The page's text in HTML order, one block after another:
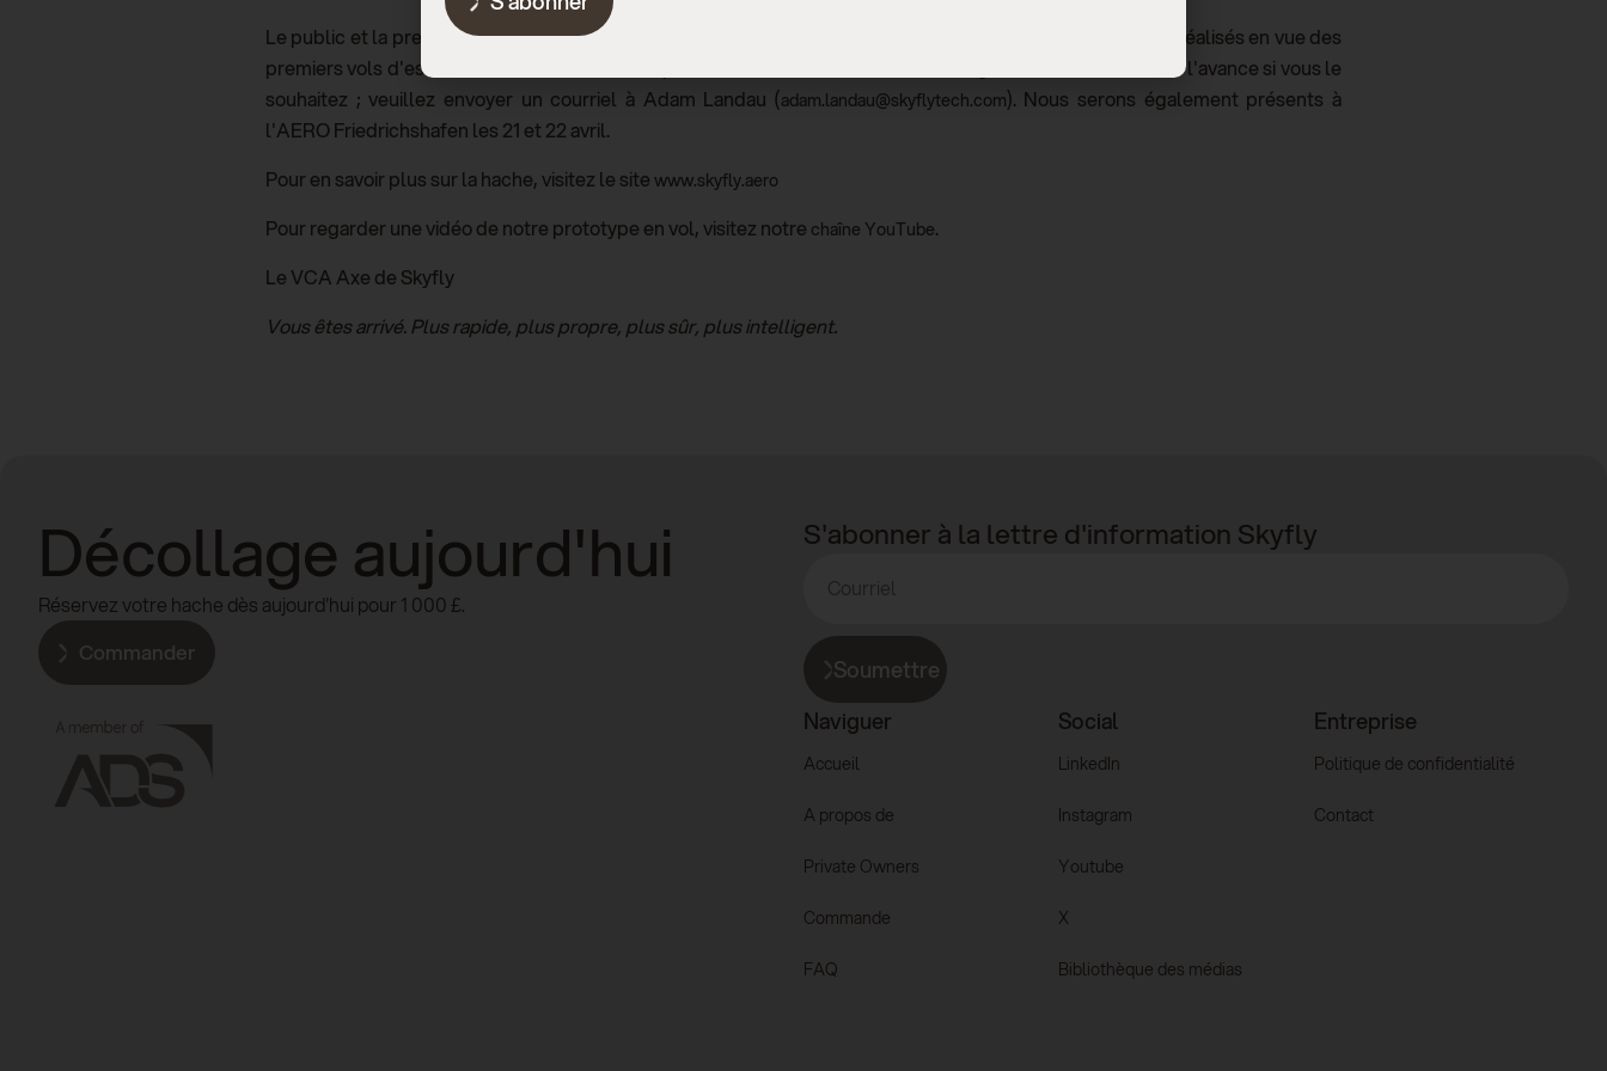
Le public et la presse sont invités à assister au sommet pour rencontrer l'équipe Skyfly et voir les progrès réalisés en vue des
premiers vols d'essai habités de l'Axe l'année prochaine. Nous serons heureux d'organiser des entretiens à l'avance si vous le
souhaitez ; veuillez envoyer un courriel à Adam Landau (adam.landau@skyflytech.com). Nous serons également présents à
l'AERO Friedrichshafen les 21 et 22 avril.
Pour en savoir plus sur la hache, visitez le site www.skyfly.aero
Pour regarder une vidéo de notre prototype en vol, visitez notre chaîne YouTube.
Le VCA Axe de Skyfly
Vous êtes arrivé. Plus rapide, plus propre, plus sûr, plus intelligent.
Décollage aujourd'hui
Réservez votre hache dès aujourd'hui pour 1 000 £.
Commander
S'abonner à la lettre d'information Skyfly
Soumettre
Naviguer
Accueil
A propos de
Private Owners
Commande
FAQ
Social
LinkedIn
Instagram
Youtube
X
Bibliothèque des médias
Entreprise
Politique de confidentialité
Contact